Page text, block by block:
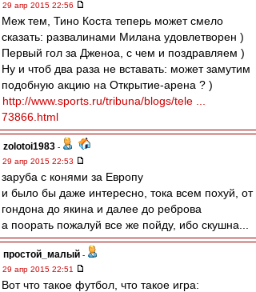
29 апр 2015 22:56
Меж тем, Тино Коста теперь может смело
сказать: развалинами Милана удовлетворен )
Первый гол за Дженоа, с чем и поздравляем )
Ну и чтоб два раза не вставать: может замутим
подобную акцию на Открытие-арена ? )
http://www.sports.ru/tribuna/blogs/tele ...
73866.html
zolotoi1983 -
29 апр 2015 22:53
заруба с конями за Европу
и было бы даже интересно, тока всем похуй, от
гондона до якина и далее до реброва
а поорать пожалуй все же пойду, ибо скушна...
простой_малый -
29 апр 2015 22:51
Вот что такое футбол, что такое игра: